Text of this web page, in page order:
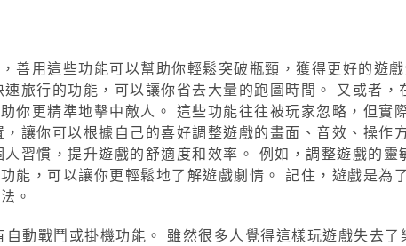
善用這些功能可以幫助你輕鬆突破瓶頸，獲得更好的遊
旅行的功能，可以讓你省去大量的跑圖時間。 又或者，
你更精準地擊中敵人。 這些功能往往被玩家忽略，但實
讓你可以根據自己的喜好調整遊戲的畫面、音效、操作
習慣，提升遊戲的舒適度和效率。 例如，調整遊戲的靈
能，可以讓你更輕鬆地了解遊戲劇情。 記住，遊戲是為
。
動戰鬥或掛機功能。 雖然很多人覺得這樣玩遊戲失去了